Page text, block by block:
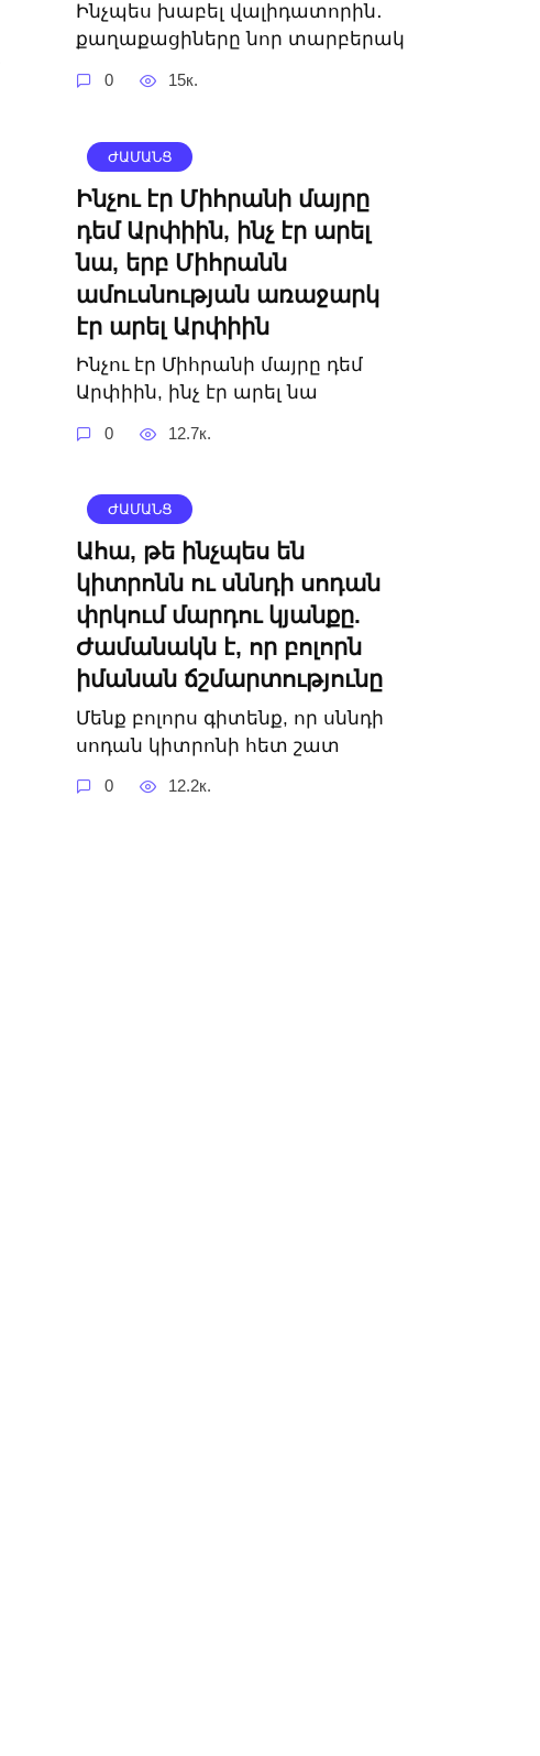
Ինչպես խաբել վալիդատորին․
քաղաքացիները նոր տարբերակ
0 15к.
ԺԱՄԱՆՑ
Ինչու էր Միհրանի մայրը
դեմ Արփիին, ինչ էր արել
նա, երբ Միհրանն
ամուսնության առաջարկ
էր արել Արփիին
Ինչու էր Միհրանի մայրը դեմ
Արփիին, ինչ էր արել նա
0 12.7к.
ԺԱՄԱՆՑ
Ահա, թե ինչպես են
կիտրոնն ու սննդի սոդան
փրկում մարդու կյանքը.
Ժամանակն է, որ բոլորն
իմանան ճշմարտությունը
Մենք բոլորս գիտենք, որ սննդի
սոդան կիտրոնի հետ շատ
0 12.2к.